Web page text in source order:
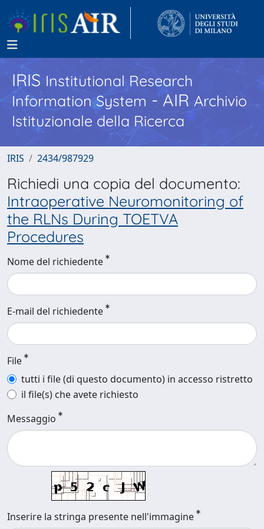
IRISInstitutional Research
Information System - AIR Archivio
Istituzionale della Ricerca
IRIS 2434/987929
Richiedi una copia del documento:
Intraoperative Neuromonitoring of
the RLNs During TOETVA
Procedures
Nome del richiedente
E-mail del richiedente
File
tutti i file (di questo documento) in accesso ristretto
il file(s) che avete richiesto
Messaggio
Inserire la stringa presente nell'immagine